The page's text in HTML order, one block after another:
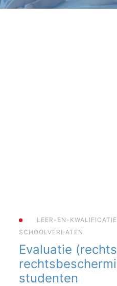
LEER-EN-
SCHOOLVERLATEN
Evaluatie
studenten